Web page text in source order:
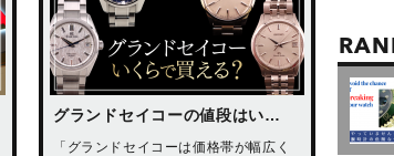
グランドセイコーの値段はい…
「グランドセイコーは価格帯が幅広く